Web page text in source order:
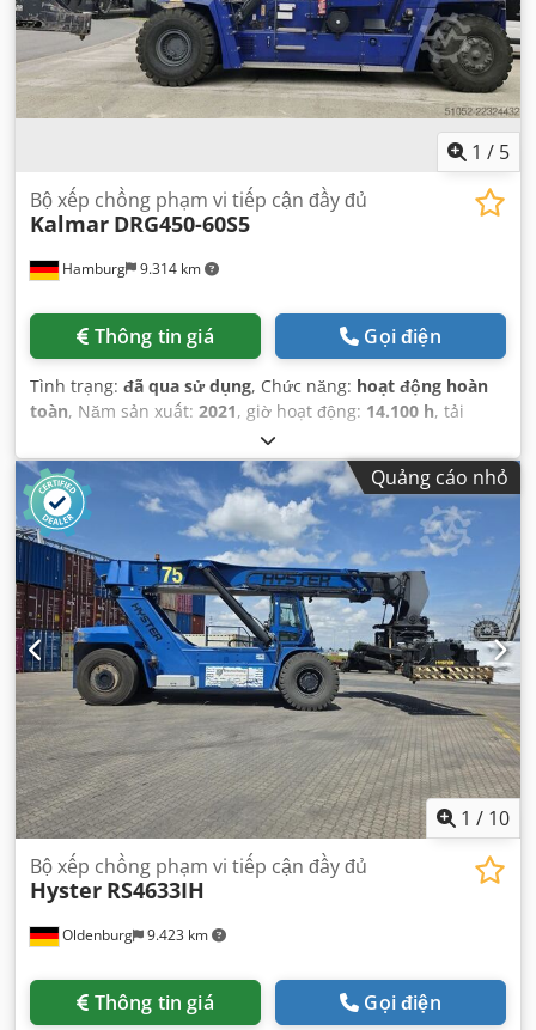
1 / 5
Hamburg 9.314 km
Bộ xếp chồng phạm vi tiếp cận đầy đủ
Kalmar DRG450-60S5
Thông tin giá Gọi điện
Tình trạng: đã qua sử dụng, Chức năng: hoạt động hoàn
toàn, Năm sản xuất: 2021, giờ hoạt động: 14.100 h, tải
, chiều cao nâng:
liệu:diesel, loại cột:duplex, công suất:196 kW (266,49 mã
lực), loại truyền động:Diesel, chiều rộng xây dựng:4.150
mm,
Quảng cáo nhỏ
1 / 10
Oldenburg 9.423 km
Bộ xếp chồng phạm vi tiếp cận đầy đủ
Hyster RS4633IH
Thông tin giá Gọi điện